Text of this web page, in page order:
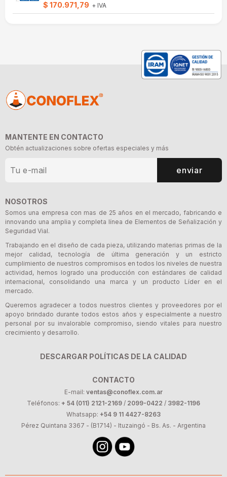
$ 170.971,79 + IVA
MANTENTE EN CONTACTO
Obtén actualizaciones sobre ofertas especiales y más
enviar
NOSOTROS
Somos una empresa con mas de 25 años en el mercado, fabricando e
innovando una amplia y completa línea de Elementos de Señalización y
Seguridad Vial.
Trabajando en el diseño de cada pieza, utilizando materias primas de la
mejor calidad, tecnología de última generación y un estricto
cumplimiento de nuestros compromisos en todos los niveles de nuestra
actividad, hemos logrado una producción con estándares de calidad
internacional, consolidando una marca y un producto Líder en el
mercado.
Queremos agradecer a todos nuestros clientes y proveedores por el
apoyo brindado durante todos estos años y especialmente a nuestro
personal por su invalorable compromiso, siendo vitales para nuestro
crecimiento y desarrollo.
DESCARGAR POLÍTICAS DE LA CALIDAD
CONTACTO
E-mail: ventas@conoflex.com.ar
Teléfonos: + 54 (011) 2121-2169 / 2099-0422 / 3982-1196
Whatsapp: +54 9 11 4427-8263
Pérez Quintana 3367 - (B1714) - Ituzaingó - Bs. As. - Argentina